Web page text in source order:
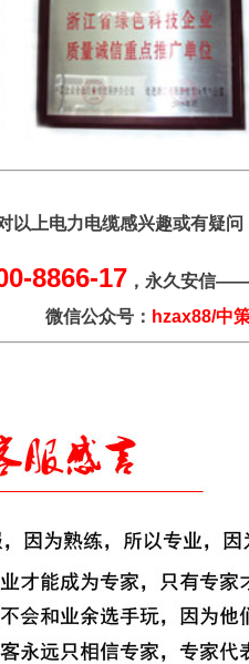
以上电力电缆感兴趣或有疑
8866-17 ，永久安信——
微信公众号： hzax88/中